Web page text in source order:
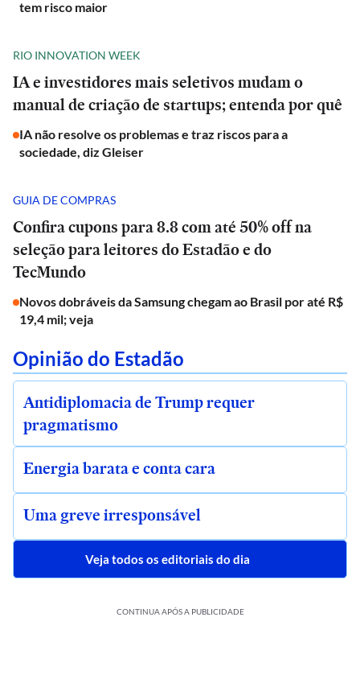
tem risco maior
RIO INNOVATION WEEK
IA e investidores mais seletivos mudam o
manual de criação de startups; entenda por quê
IA não resolve os problemas e traz riscos para a
sociedade, diz Gleiser
GUIA DE COMPRAS
Confira cupons para 8.8 com até 50% off na
seleção para leitores do Estadão e do
TecMundo
Novos dobráveis da Samsung chegam ao Brasil por até R$
19,4 mil; veja
Opinião do Estadão
Antidiplomacia de Trump requer
pragmatismo
Energia barata e conta cara
Uma greve irresponsável
Veja todos os editoriais do dia
CONTINUA APÓS A PUBLICIDADE